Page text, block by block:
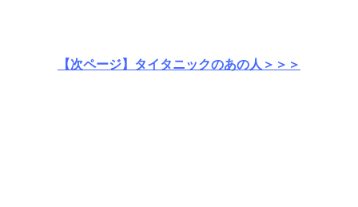
【次ページ】タイタニックのあの人＞＞＞